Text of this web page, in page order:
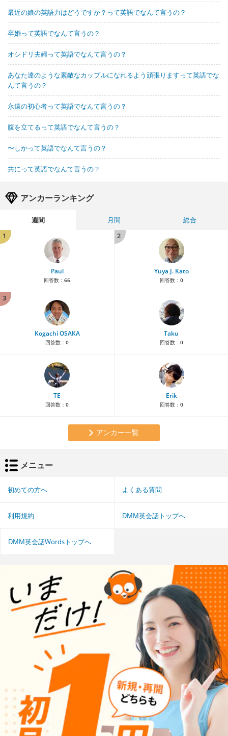
最近の娘の英語力はどうですか？って英語でなんて言うの？
卒婚って英語でなんて言うの？
オシドリ夫婦って英語でなんて言うの？
あなた達のような素敵なカップルになれるよう頑張りますって英語でな
んて言うの？
永遠の初心者って英語でなんて言うの？
腹を立てるって英語でなんて言うの？
〜しかって英語でなんて言うの？
共にって英語でなんて言うの？
アンカーランキング
週間 月間
総合
1
Paul
回答数： 66
2
Yuya J. Kato
回答数： 0
3
Kogachi OSAKA
回答数： 0
Taku
回答数： 0
TE
回答数： 0
Erik
回答数： 0
アンカー一覧
メニュー
初めての方へ よくある質問
利用規約 DMM英会話トップへ
DMM英会話Wordsトップへ